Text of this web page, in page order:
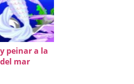
peinar a la
mar